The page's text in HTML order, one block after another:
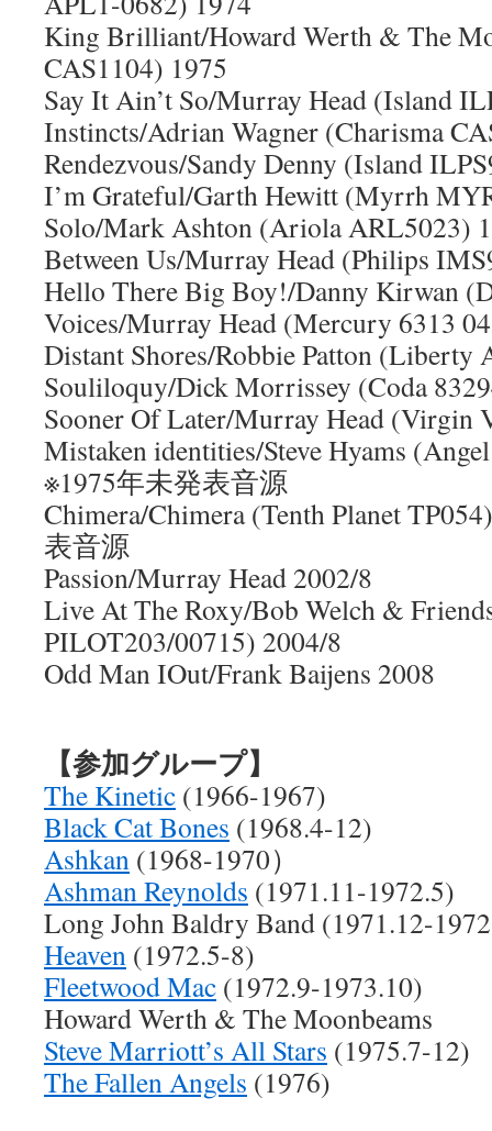
King Brilliant/Howard Werth & The
CAS1104) 1975
Say It Ain’t So/Murray Head (Island
Instincts/Adrian Wagner (Charisma
Rendezvous/Sandy Denny (Island
I’m Grateful/Garth Hewitt (Myrrh
Solo/Mark Ashton (Ariola ARL5023)
Between Us/Murray Head (Philips
Hello There Big Boy!/Danny Kirwan
Voices/Murray Head (Mercury 6313
Distant Shores/Robbie Patton (Liberty
Souliloquy/Dick Morrissey (Coda
Sooner Of Later/Murray Head (Virgin
Mistaken identities/Steve Hyams
※1975年未発表音源
Chimera/Chimera (Tenth Planet
表音源
Passion/Murray Head 2002/8
Live At The Roxy/Bob Welch &
PILOT203/00715) 2004/8
Odd Man IOut/Frank Baijens 2008
【参加グループ】
The Kinetic (1966-1967)
Black Cat Bones (1968.4-12)
Ashkan (1968-1970）
Ashman Reynolds (1971.11-1972.5)
Long John Baldry Band (1971.12-
Heaven (1972.5-8)
Fleetwood Mac (1972.9-1973.10)
Howard Werth & The Moonbeams
Steve Marriott’s All Stars (1975.7-12)
The Fallen Angels (1976)